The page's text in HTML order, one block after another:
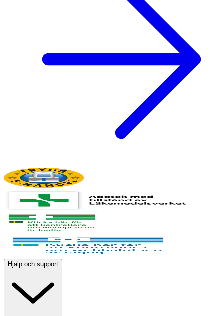
Hjälp och support